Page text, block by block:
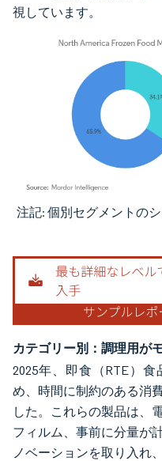
視しています。
画像 © Mordor Intelligence。再利
注記: 個別セグメントの
カテゴリー別：調理用が
2025年、即食（RTE）
め、時間に制約のある消
した。これらの製品は、
フィルム、事前に分量が
ノベーションを取り入れ